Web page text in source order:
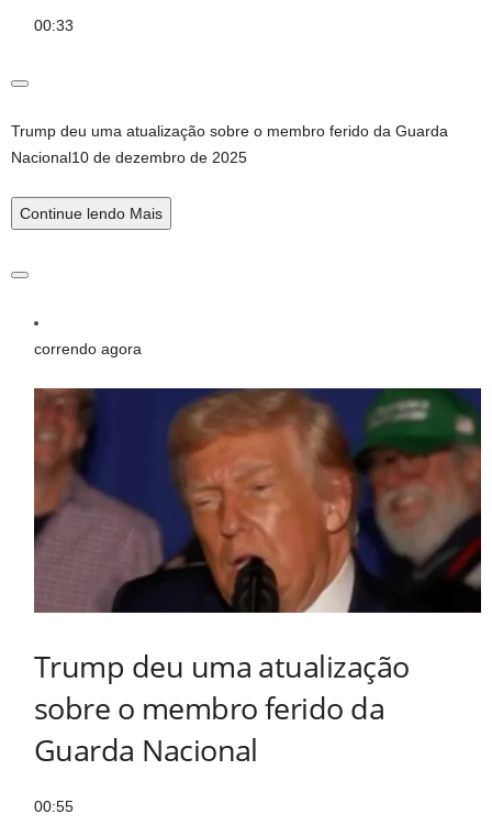
00:33
Trump deu uma atualização sobre o membro ferido da Guarda
Nacional10 de dezembro de 2025
Continue lendo Mais
correndo agora
Trump deu uma atualização
sobre o membro ferido da
Guarda Nacional
00:55